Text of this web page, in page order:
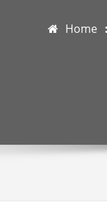
Home